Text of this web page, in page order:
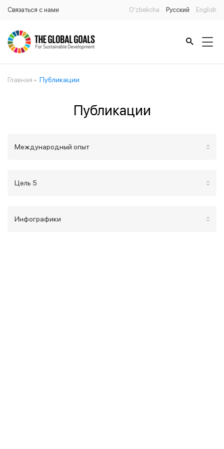
Связаться с нами O’zbekcha Русский English
Главная Публикации
Публикации
Международный опыт
Цель 5
Инфографики